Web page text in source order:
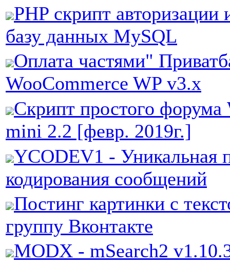
PHP скрипт авторизации
базу данных MySQL
Оплата частями"
WooCommerce WP v3.x
Скрипт простого
mini 2.2 [февр. 2019г.]
YCODEV1 - Уникальная
кодирования сообщений
Постинг картинки с
группу Вконтакте
MODX - mSearch2